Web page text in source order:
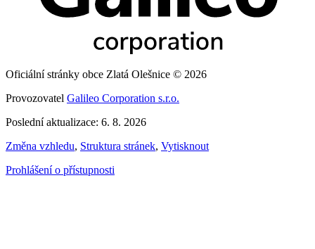
Oficiální stránky obce Zlatá Olešnice © 2026
Provozovatel Galileo Corporation s.r.o.
Poslední aktualizace: 6. 8. 2026
Změna vzhledu, Struktura stránek, Vytisknout
Prohlášení o přístupnosti